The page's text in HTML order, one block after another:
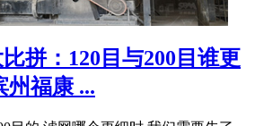
拼：120目与200目谁更
州福康 ...